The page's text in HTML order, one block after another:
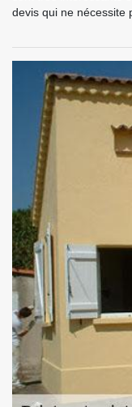
devis qui ne nécessite